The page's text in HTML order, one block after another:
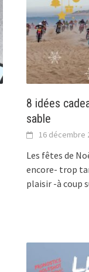
8 idées
sable
16 décembre
Les fêtes de
encore- trop
plaisir -à coup